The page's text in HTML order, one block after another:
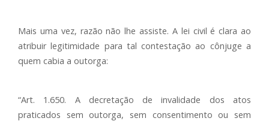
Mais uma vez, razão não lhe assiste. A lei civil é clara ao
atribuir legitimidade para tal contestação ao cônjuge a
quem cabia a outorga:
“Art. 1.650. A decretação de invalidade dos atos
praticados sem outorga, sem consentimento ou sem